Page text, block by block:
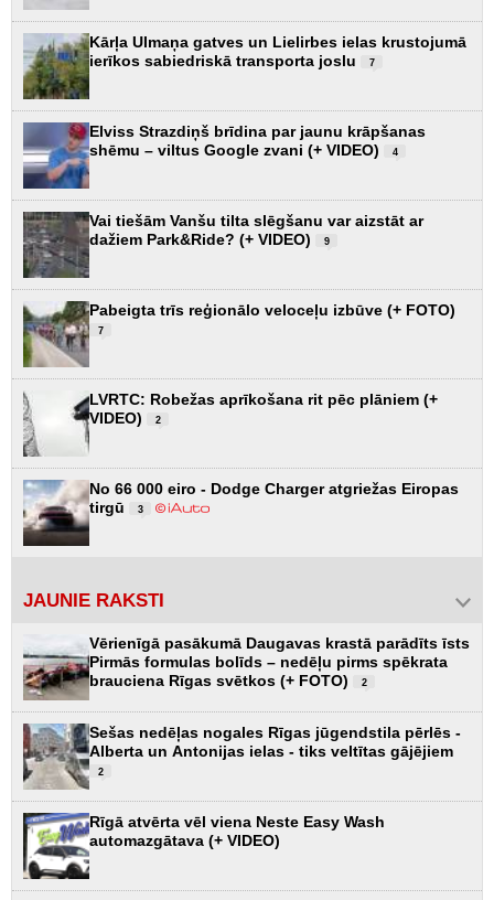
Kārļa Ulmaņa gatves un Lielirbes ielas krustojumā
ierīkos sabiedriskā transporta joslu
7
Elviss Strazdiņš brīdina par jaunu krāpšanas
shēmu – viltus Google zvani (+ VIDEO)
4
Vai tiešām Vanšu tilta slēgšanu var aizstāt ar
dažiem Park&Ride? (+ VIDEO)
9
Pabeigta trīs reģionālo veloceļu izbūve (+ FOTO)
7
LVRTC: Robežas aprīkošana rit pēc plāniem (+
VIDEO)
2
No 66 000 eiro - Dodge Charger atgriežas Eiropas
tirgū
3
JAUNIE RAKSTI
Vērienīgā pasākumā Daugavas krastā parādīts īsts
Pirmās formulas bolīds – nedēļu pirms spēkrata
brauciena Rīgas svētkos (+ FOTO)
2
Sešas nedēļas nogales Rīgas jūgendstila pērlēs -
Alberta un Antonijas ielas - tiks veltītas gājējiem
2
Rīgā atvērta vēl viena Neste Easy Wash
automazgātava (+ VIDEO)